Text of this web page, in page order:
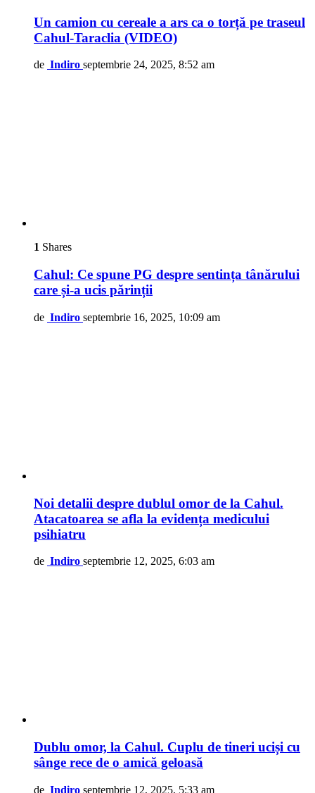
Un camion cu cereale a ars ca o torță pe traseul
Cahul-Taraclia (VIDEO)
de Indiro septembrie 24, 2025, 8:52 am
1 Shares
Cahul: Ce spune PG despre sentința tânărului
care și-a ucis părinții
de Indiro septembrie 16, 2025, 10:09 am
Noi detalii despre dublul omor de la Cahul.
Atacatoarea se afla la evidența medicului
psihiatru
de Indiro septembrie 12, 2025, 6:03 am
Dublu omor, la Cahul. Cuplu de tineri uciși cu
sânge rece de o amică geloasă
de Indiro septembrie 12, 2025, 5:33 am